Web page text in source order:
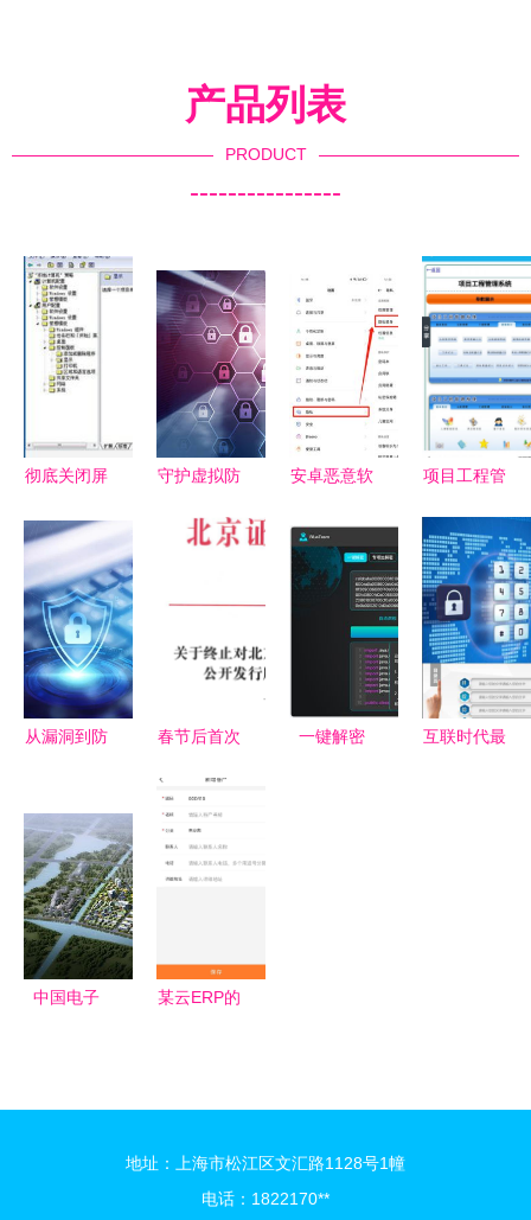
产品列表
PRODUCT
----------------
彻底关闭屏
的方法避免
长时间不动
屏幕会生成
屏保
守护虚拟防
全与信息保
安卓恶意软
iOS的47倍
以上，国产
项目工程管
免费下载指
南 多特软
件站提供安
卓最新版
v5.1.0及信
息安全保障
从漏洞到防
件开发的核
心与挑战
春节后首次
胶成功过
会，网络与
章
一键解密
互联时代最
中国电子
某云ERP的
量
地址：上海市松江区文汇路1128号1幢
电话：1822170**